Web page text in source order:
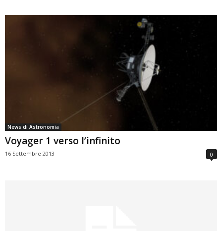
News di Astronomia
Voyager 1 verso l’infinito
16 Settembre 2013 0